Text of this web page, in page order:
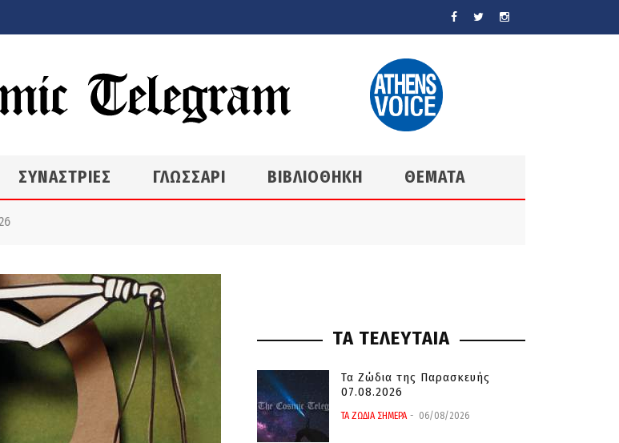
ΣΥΝΑΣΤΡΙΕΣ ΓΛΩΣΣΑΡΙ ΒΙΒΛΙΟΘΗΚΗ ΘΕΜΑΤΑ
ΤΑ ΤΕΛΕΥΤΑΙΑ
Τα Ζώδια της Παρασκευής
07.08.2026
ΤΑ ΖΩΔΙΑ ΣΗΜΕΡΑ 06/08/2026